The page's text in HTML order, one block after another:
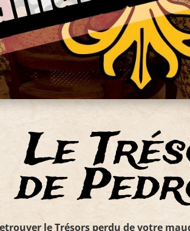
le Trésors perdu de votre